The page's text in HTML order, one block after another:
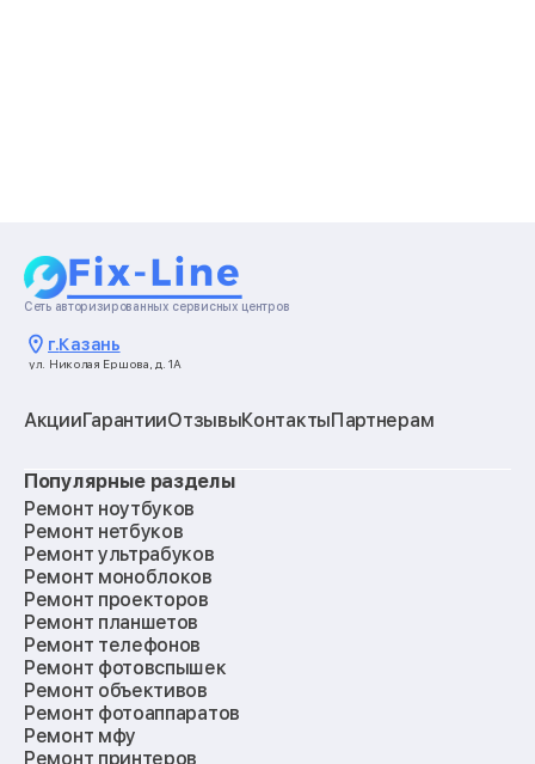
Сеть авторизированных сервисных центров
г.Казань
ул. Николая Ершова, д. 1А
АкцииГарантииОтзывыКонтактыПартнерам
Популярные разделы
Ремонт ноутбуков
Ремонт нетбуков
Ремонт ультрабуков
Ремонт моноблоков
Ремонт проекторов
Ремонт планшетов
Ремонт телефонов
Ремонт фотовспышек
Ремонт объективов
Ремонт фотоаппаратов
Ремонт мфу
Ремонт принтеров